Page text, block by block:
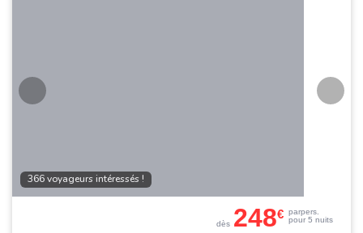
366 voyageurs intéressés !
dès 248€ parpers.
pour 5 nuits